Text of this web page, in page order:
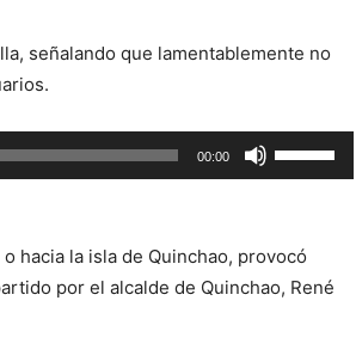
señalando que lamentablemente no
00:00
las
flecha
arriba/abajo
hacia la isla de Quinchao, provocó
por el alcalde de Quinchao, René